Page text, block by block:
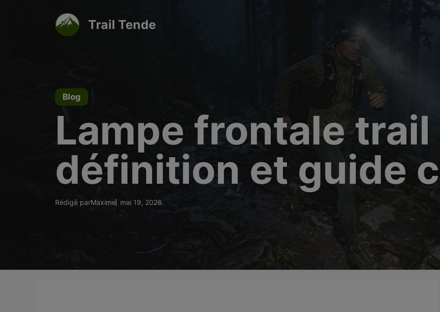
Trail Tende
Blog
Lampe frontale trail
définition et guide
Rédigé parMaxime mai 19, 2026